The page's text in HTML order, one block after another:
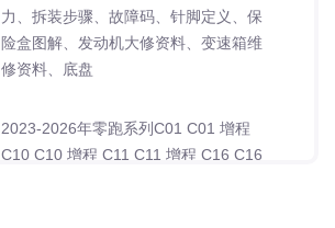
力、拆装步骤、故障码、针脚定义、保
险盒图解、发动机大修资料、变速箱维
修资料、底盘
2023-2026年零跑系列C01 C01 增程
C10 C10 增程 C11 C11 增程 C16 C16